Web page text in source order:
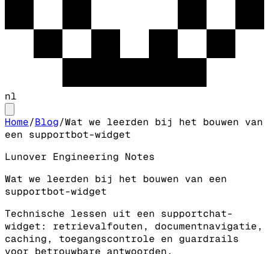
nl
Home/Blog/Wat we leerden bij het bouwen van
een supportbot-widget
Lunover Engineering Notes
Wat we leerden bij het bouwen van een
supportbot-widget
Technische lessen uit een supportchat-
widget: retrievalfouten, documentnavigatie,
caching, toegangscontrole en guardrails
voor betrouwbare antwoorden.